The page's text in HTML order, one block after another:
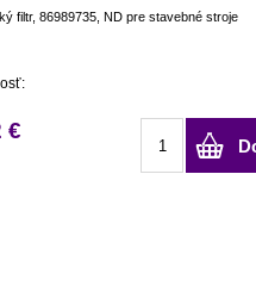
filtr, 86989735, ND pre stavebné stroje
€